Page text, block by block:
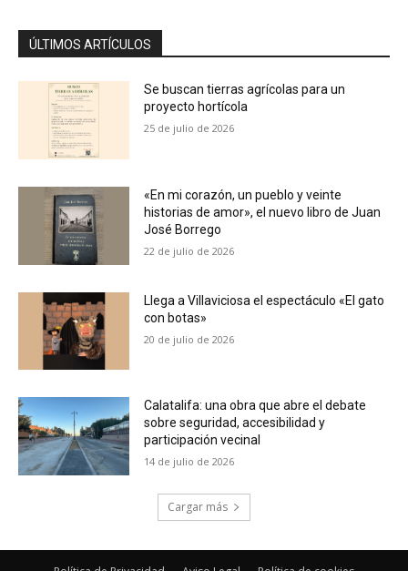
ÚLTIMOS ARTÍCULOS
Se buscan tierras agrícolas para un
proyecto hortícola
25 de julio de 2026
«En mi corazón, un pueblo y veinte
historias de amor», el nuevo libro de Juan
José Borrego
22 de julio de 2026
Llega a Villaviciosa el espectáculo «El gato
con botas»
20 de julio de 2026
Calatalifa: una obra que abre el debate
sobre seguridad, accesibilidad y
participación vecinal
14 de julio de 2026
Cargar más